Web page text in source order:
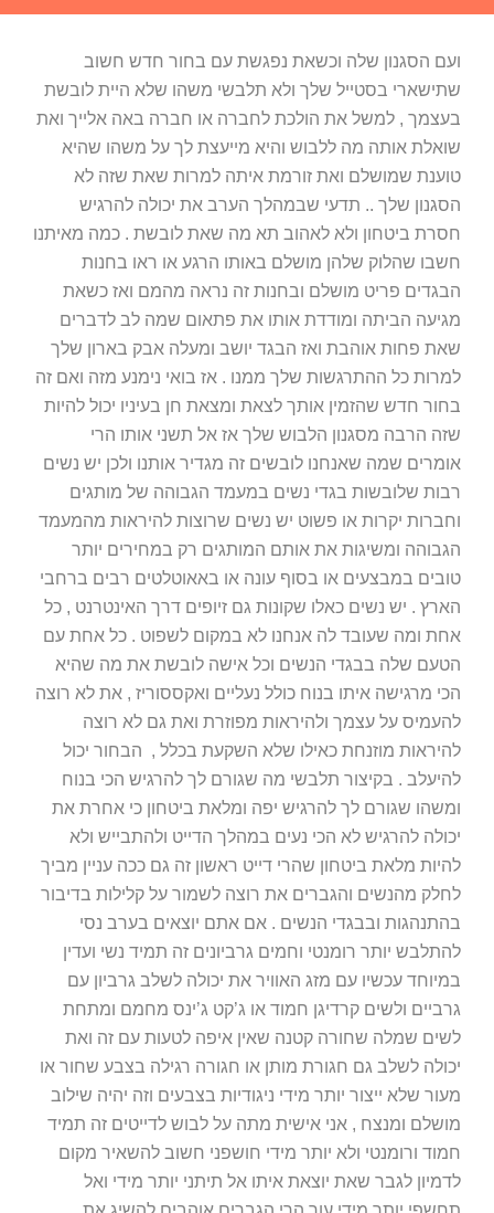
ועם הסגנון שלה וכשאת נפגשת עם בחור חדש חשוב
שתישארי בסטייל שלך ולא תלבשי משהו שלא היית לובשת
בעצמך , למשל את הולכת לחברה או חברה באה אלייך ואת
שואלת אותה מה ללבוש והיא מייעצת לך על משהו שהיא
טוענת שמושלם ואת זורמת איתה למרות שאת שזה לא
הסגנון שלך .. תדעי שבמהלך הערב את יכולה להרגיש
חסרת ביטחון ולא לאהוב תא מה שאת לובשת . כמה מאיתנו
חשבו שהלוק שלהן מושלם באותו הרגע או ראו בחנות
הבגדים פריט מושלם ובחנות זה נראה מהמם ואז כשאת
מגיעה הביתה ומודדת אותו את פתאום שמה לב לדברים
שאת פחות אוהבת ואז הבגד יושב ומעלה אבק בארון שלך
למרות כל ההתרגשות שלך ממנו . אז בואי נימנע מזה ואם זה
בחור חדש שהזמין אותך לצאת ומצאת חן בעיניו יכול להיות
שזה הרבה מסגנון הלבוש שלך אז אל תשני אותו הרי
אומרים שמה שאנחנו לובשים זה מגדיר אותנו ולכן יש נשים
רבות שלובשות בגדי נשים במעמד הגבוהה של מותגים
וחברות יקרות או פשוט יש נשים שרוצות להיראות מהמעמד
הגבוהה ומשיגות את אותם המותגים רק במחירים יותר
טובים במבצעים או בסוף עונה או באאוטלטים רבים ברחבי
הארץ . יש נשים כאלו שקונות גם זיופים דרך האינטרנט , כל
אחת ומה שעובד לה אנחנו לא במקום לשפוט . כל אחת עם
הטעם שלה בבגדי הנשים וכל אישה לובשת את מה שהיא
הכי מרגישה איתו בנוח כולל נעליים ואקססוריז , את לא רוצה
להעמיס על עצמך ולהיראות מפוזרת ואת גם לא רוצה
להיראות מוזנחת כאילו שלא השקעת בכלל , הבחור יכול
להיעלב . בקיצור תלבשי מה שגורם לך להרגיש הכי בנוח
ומשהו שגורם לך להרגיש יפה ומלאת ביטחון כי אחרת את
יכולה להרגיש לא הכי נעים במהלך הדייט ולהתבייש ולא
להיות מלאת ביטחון שהרי דייט ראשון זה גם ככה עניין מביך
לחלק מהנשים והגברים את רוצה לשמור על קלילות בדיבור
בהתנהגות ובבגדי הנשים . אם אתם יוצאים בערב נסי
להתלבש יותר רומנטי וחמים גרביונים זה תמיד נשי ועדין
במיוחד עכשיו עם מזג האוויר את יכולה לשלב גרביון עם
גרביים ולשים קרדיגן חמוד או ג’קט ג’ינס מחמם ומתחת
לשים שמלה שחורה קטנה שאין איפה לטעות עם זה ואת
יכולה לשלב גם חגורת מותן או חגורה רגילה בצבע שחור או
מעור שלא ייצור יותר מידי ניגודיות בצבעים וזה יהיה שילוב
מושלם ומנצח , אני אישית מתה על לבוש לדייטים זה תמיד
חמוד ורומנטי ולא יותר מידי חושפני חשוב להשאיר מקום
לדמיון לגבר שאת יוצאת איתו אל תיתני יותר מידי ואל